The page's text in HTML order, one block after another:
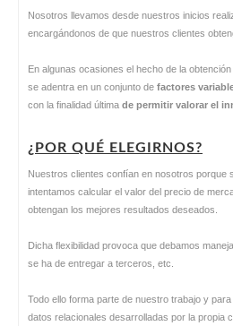
Nosotros llevamos desde nuestros inicios
encargándonos de que nuestros clientes
En algunas ocasiones el hecho de la
se adentra en un conjunto de factores
con la finalidad última de permitir valorar el
¿POR QUÉ ELEGIRNOS?
Nuestros clientes confían en nosotros porque
intentamos calcular el valor del precio de
obtengan los mejores resultados deseados.
Dicha flexibilidad provoca que debamos
se ha de entregar a terceros, etc.
Todo ello forma parte de nuestro trabajo y
datos relacionales desarrolladas por la propia